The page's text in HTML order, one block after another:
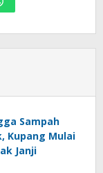
Sampah
Kupang Mulai
Janji